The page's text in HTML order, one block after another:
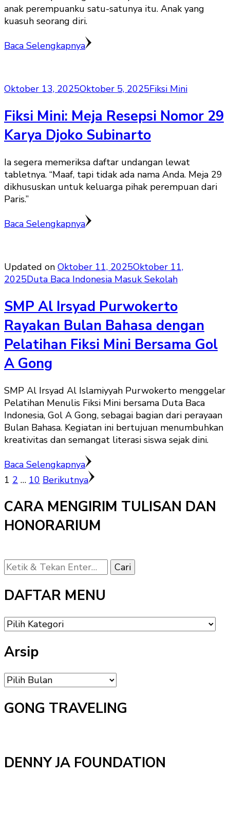
anak perempuanku satu-satunya itu. Anak yang
kuasuh seorang diri.
Baca Selengkapnya
Oktober 13, 2025Oktober 5, 2025Fiksi Mini
Fiksi Mini: Meja Resepsi Nomor 29
Karya Djoko Subinarto
Ia segera memeriksa daftar undangan lewat
tabletnya. “Maaf, tapi tidak ada nama Anda. Meja 29
dikhususkan untuk keluarga pihak perempuan dari
Paris.”
Baca Selengkapnya
Updated on Oktober 11, 2025Oktober 11,
2025Duta Baca Indonesia Masuk Sekolah
SMP Al Irsyad Purwokerto
Rayakan Bulan Bahasa dengan
Pelatihan Fiksi Mini Bersama Gol
A Gong
SMP Al Irsyad Al Islamiyyah Purwokerto menggelar
Pelatihan Menulis Fiksi Mini bersama Duta Baca
Indonesia, Gol A Gong, sebagai bagian dari perayaan
Bulan Bahasa. Kegiatan ini bertujuan menumbuhkan
kreativitas dan semangat literasi siswa sejak dini.
Baca Selengkapnya
Paginasi
pos
Halaman
1 Halaman
2 … Halaman
10 Berikutnya
CARA MENGIRIM TULISAN DAN
HONORARIUM
Mencari
Sesuatu?
DAFTAR MENU
DAFTAR
MENU
Arsip
Arsip
GONG TRAVELING
DENNY JA FOUNDATION